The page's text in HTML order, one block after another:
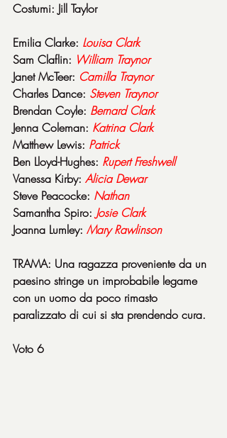
Costumi: Jill Taylor
Emilia Clarke: Louisa Clark
Sam Claflin: William Traynor
Janet McTeer: Camilla Traynor
Charles Dance: Steven Traynor
Brendan Coyle: Bernard Clark
Jenna Coleman: Katrina Clark
Matthew Lewis: Patrick
Ben Lloyd-Hughes: Rupert Freshwell
Vanessa Kirby: Alicia Dewar
Steve Peacocke: Nathan
Samantha Spiro: Josie Clark
Joanna Lumley: Mary Rawlinson
TRAMA: Una ragazza proveniente da un
paesino stringe un improbabile legame
con un uomo da poco rimasto
paralizzato di cui si sta prendendo cura.
Voto 6